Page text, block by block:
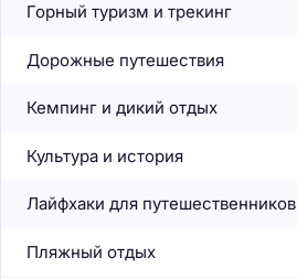
Горный туризм и трекинг
Дорожные путешествия
Кемпинг и дикий отдых
Культура и история
Лайфхаки для путешественников
Пляжный отдых